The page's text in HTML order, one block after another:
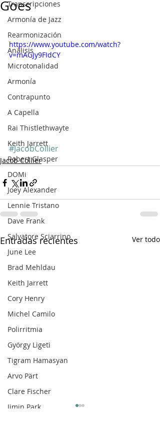
Transcripciones
Armonía de Jazz
Rearmonización
Análisis
Microtonalidad
Armonía
Contrapunto
A Capella
Rai Thistlethwayte
Keith Jarrett
Robert Glasper
DOMi
Joey Alexander
Lennie Tristano
Dave Frank
Salvatore Sciarrino
June Lee
Brad Mehldau
Keith Jarrett
Cory Henry
Michel Camilo
Polirritmia
György Ligeti
Tigram Hamasyan
Arvo Pärt
Clare Fischer
Jimin Park
Goes
https://www.youtube.com/watch?
v=mAGJy9FIdCY
#JacobCollier
Jacob Collier
Entradas recientes Ver todo